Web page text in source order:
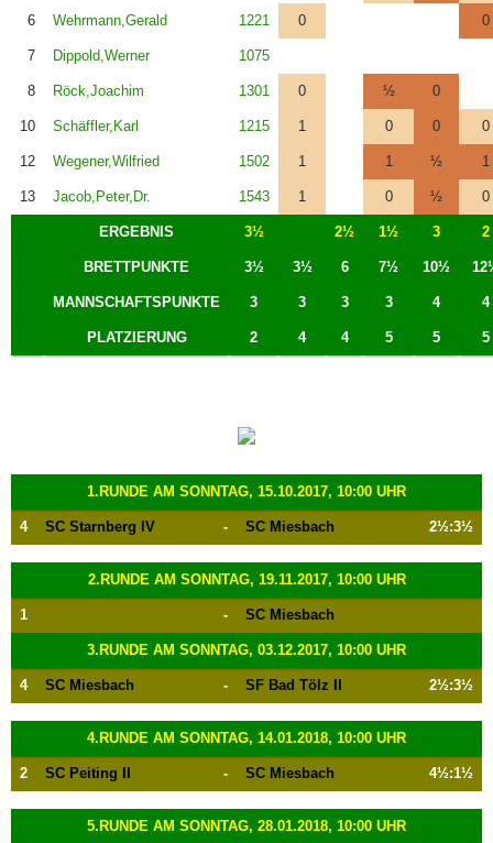
6 Wehrmann,Gerald 1221 0 0
7 Dippold,Werner 1075
8 Röck,Joachim 1301 0 ½ 0
10 Schäffler,Karl 1215 1 0 0 0
12 Wegener,Wilfried 1502 1 1 ½ 1
13 Jacob,Peter,Dr. 1543 1 0 ½ 0
ERGEBNIS 3½ 2½ 1½ 3 2
BRETTPUNKTE 3½ 3½ 6 7½ 10½
MANNSCHAFTSPUNKTE 3 3 3 3 4 4
PLATZIERUNG 2 4 4 5 5 5
1.RUNDE AM SONNTAG, 15.10.2017, 10:00 UHR
4 SC Starnberg IV - SC Miesbach 2½:3½
2.RUNDE AM SONNTAG, 19.11.2017, 10:00 UHR
1 - SC Miesbach
3.RUNDE AM SONNTAG, 03.12.2017, 10:00 UHR
4 SC Miesbach - SF Bad Tölz II 2½:3½
4.RUNDE AM SONNTAG, 14.01.2018, 10:00 UHR
2 SC Peiting II - SC Miesbach 4½:1½
5.RUNDE AM SONNTAG, 28.01.2018, 10:00 UHR